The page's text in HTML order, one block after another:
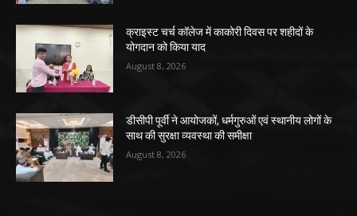
क्राइस्ट चर्च कॉलेज में काकोरी दिवस पर शहीदों के
योगदान को किया याद
August 8, 2026
डीसीपी पूर्वी ने आयोजकों, धर्मगुरुओं एवं स्थानीय लोगों के
साथ की सुरक्षा व्यवस्था की समीक्षा
August 8, 2026